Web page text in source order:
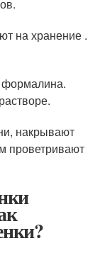
на хранение .
накрывают
проветривают